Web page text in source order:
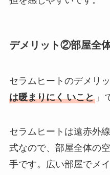
デメリット②部屋全
セラムヒートのデメリ
は暖まりにく いこと」
セラムヒートは遠赤外
式なので、部屋全体の
手です。広い部屋でメ